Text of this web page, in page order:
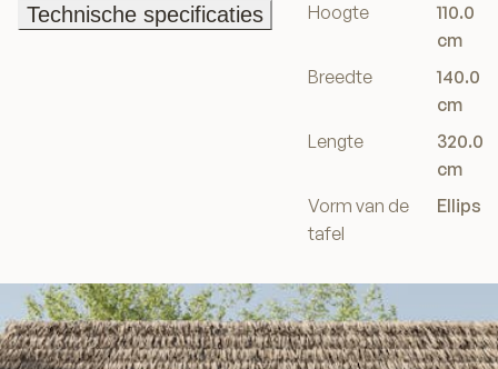
Technische specificaties
Hoogte
110.0
cm
Breedte
140.0
cm
Lengte
320.0
cm
Vorm van de
tafel
Ellips